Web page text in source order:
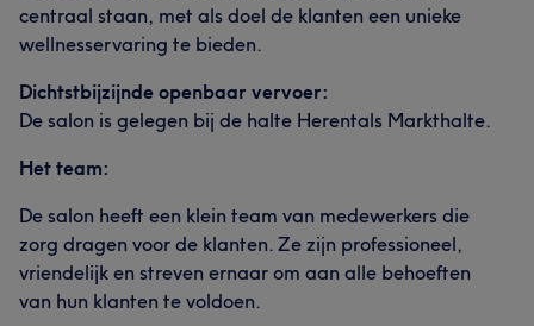
centraal staan, met als doel de klanten een unieke
wellnesservaring te bieden.
Dichtstbijzijnde openbaar vervoer:
De salon is gelegen bij de halte Herentals Markthalte.
Het team:
De salon heeft een klein team van medewerkers die
zorg dragen voor de klanten. Ze zijn professioneel,
vriendelijk en streven ernaar om aan alle behoeften
van hun klanten te voldoen.